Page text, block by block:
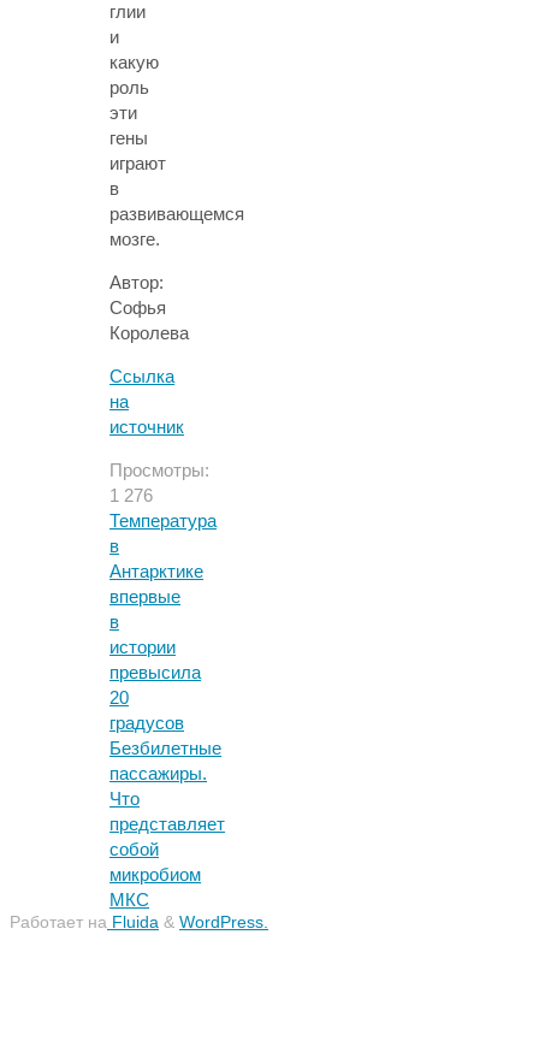
глии
и
какую
роль
эти
гены
играют
в
развивающемся
мозге.
Автор:
Софья
Королева
Ссылка
на
источник
Просмотры:
1 276
Температура
в
Антарктике
впервые
в
истории
превысила
20
градусов
Безбилетные
пассажиры.
Что
представляет
собой
микробиом
МКС
Работает на Fluida & WordPress.